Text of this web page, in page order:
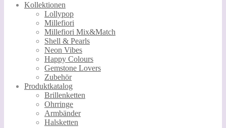
Kollektionen
Lollypop
Millefiori
Millefiori Mix&Match
Shell & Pearls
Neon Vibes
Happy Colours
Gemstone Lovers
Zubehör
Produktkatalog
Brillenketten
Ohrringe
Armbänder
Halsketten